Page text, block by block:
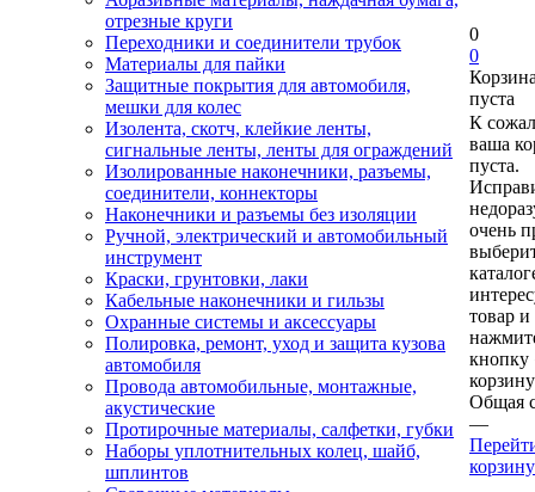
отрезные круги
Переходники и соединители трубок
Материалы для пайки
Защитные покрытия для автомобиля,
мешки для колес
Изолента, скотч, клейкие ленты,
сигнальные ленты, ленты для ограждений
Изолированные наконечники, разъемы,
соединители, коннекторы
Наконечники и разъемы без изоляции
Ручной, электрический и автомобильный
инструмент
Краски, грунтовки, лаки
Кабельные наконечники и гильзы
Охранные системы и аксессуары
Полировка, ремонт, уход и защита кузова
автомобиля
Провода автомобильные, монтажные,
акустические
Протирочные материалы, салфетки, губки
Наборы уплотнительных колец, шайб,
шплинтов
0
0
пуста
К
ваша
пуста.
очень
товар и
кнопку
Общая
—
корзину